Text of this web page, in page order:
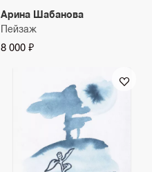
Арина Шабанова
Пейзаж
8 000 ₽